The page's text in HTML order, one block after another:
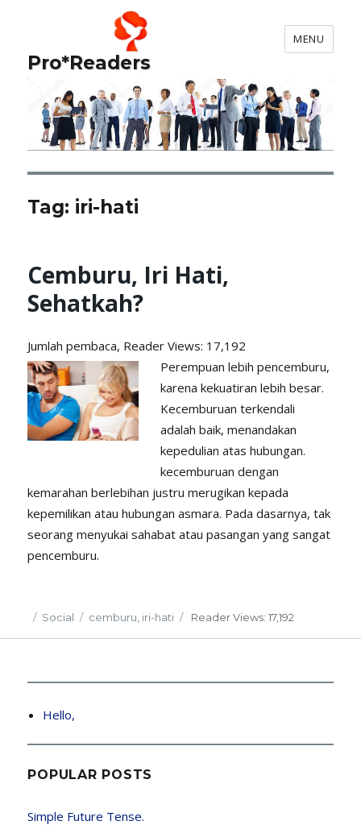
Pro*Readers
MENU
Tag: iri-hati
Cemburu, Iri Hati,
Sehatkah?
Jumlah pembaca, ReaderViews: 17,192
Perempuan lebih pencemburu,
karena kekuatiran lebih besar.
Kecemburuan terkendali
adalah baik, menandakan
kepedulian atas hubungan.
kecemburuan dengan
kemarahan berlebihan justru merugikan kepada
kepemilikan atau hubungan asmara. Pada dasarnya, tak
seorang menyukai sahabat atau pasangan yang sangat
pencemburu.
Posted
Categories
Social Tags
cemburu, iri-hati ReaderViews: 17,192
Hello,
POPULAR POSTS
Simple Future Tense.